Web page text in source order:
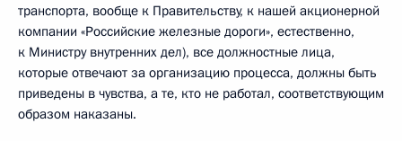
транспорта, вообще к Правительству, к нашей акционерной
компании «Российские железные дороги», естественно,
к Министру внутренних дел), все должностные лица,
которые отвечают за организацию процесса, должны быть
приведены в чувства, а те, кто не работал, соответствующим
образом наказаны.